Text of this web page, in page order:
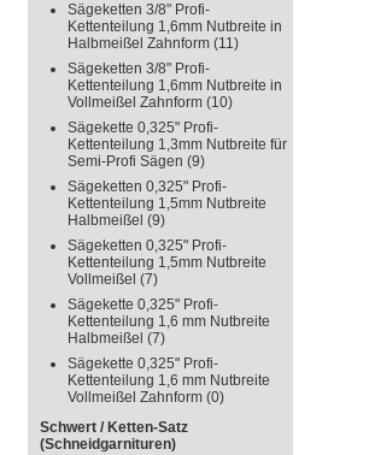
Sägeketten 3/8" Profi-
Kettenteilung 1,6mm Nutbreite in
Halbmeißel Zahnform (11)
Sägeketten 3/8" Profi-
Kettenteilung 1,6mm Nutbreite in
Vollmeißel Zahnform (10)
Sägekette 0,325" Profi-
Kettenteilung 1,3mm Nutbreite für
Semi-Profi Sägen (9)
Sägeketten 0,325" Profi-
Kettenteilung 1,5mm Nutbreite
Halbmeißel (9)
Sägeketten 0,325" Profi-
Kettenteilung 1,5mm Nutbreite
Vollmeißel (7)
Sägekette 0,325" Profi-
Kettenteilung 1,6 mm Nutbreite
Halbmeißel (7)
Sägekette 0,325" Profi-
Kettenteilung 1,6 mm Nutbreite
Vollmeißel Zahnform (0)
Schwert / Ketten-Satz
(Schneidgarnituren)